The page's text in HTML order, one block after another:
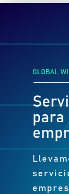
GLOBAL
para